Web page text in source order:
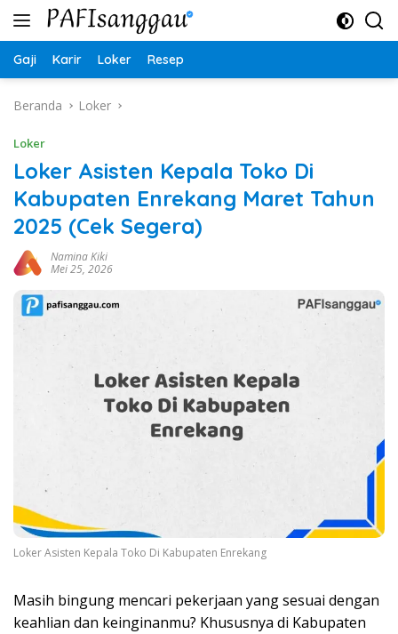
Langsung
Gaji Karir Loker Resep
Beranda Loker
Loker
Loker Asisten Kepala Toko Di
Kabupaten Enrekang Maret Tahun
2025 (Cek Segera)
Namina Kiki
Mei 25, 2026
Loker Asisten Kepala Toko Di Kabupaten Enrekang
Masih bingung mencari pekerjaan yang sesuai dengan
keahlian dan keinginanmu? Khususnya di Kabupaten